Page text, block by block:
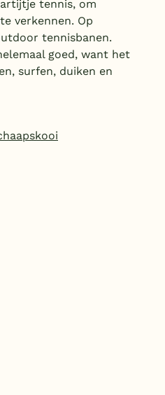
tennis, om
verkennen. Op
tennisbanen.
goed, want het
surfen, duiken en